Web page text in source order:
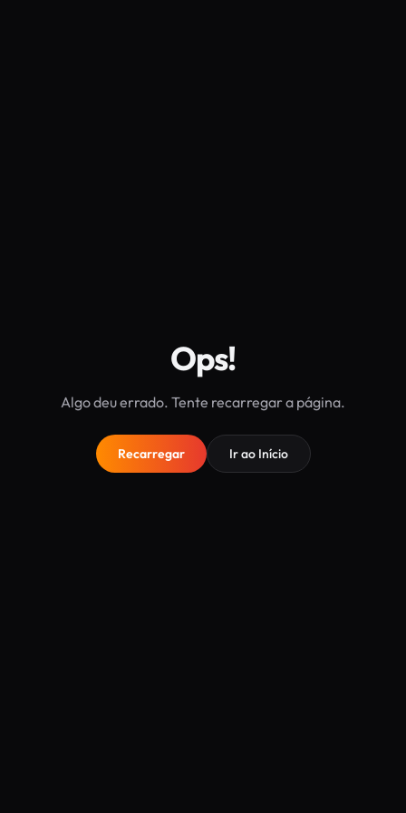
Ops!
Algo deu errado. Tente recarregar a página.
Recarregar Ir ao Início